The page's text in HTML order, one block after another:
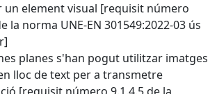
un element visual [requisit número
la norma UNE-EN 301549:2022-03 ús
planes s'han pogut utilitzar imatges
lloc de text per a transmetre